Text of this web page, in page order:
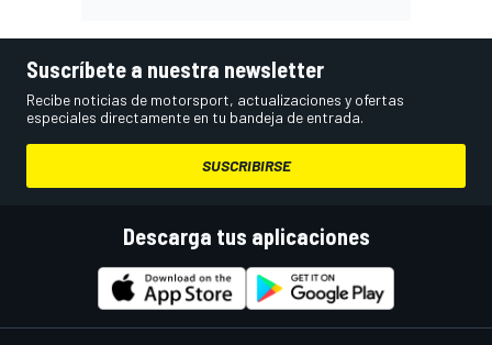
Suscríbete a nuestra newsletter
Recibe noticias de motorsport, actualizaciones y ofertas
especiales directamente en tu bandeja de entrada.
SUSCRIBIRSE
Descarga tus aplicaciones